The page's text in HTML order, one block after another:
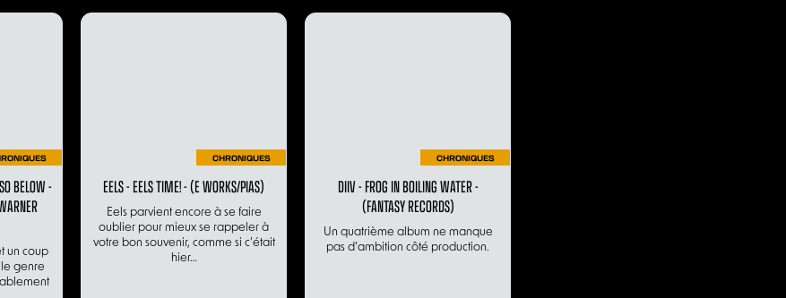
BELOW -
un coup
genre
CHRONIQUES
EELS - EELS TIME! - (E WORKS/PIAS)
Eels parvient encore à se faire
oublier pour mieux se rappeler à
votre bon souvenir, comme si c’était
hier…
CHRONIQUES
DIIV - FROG IN BOILING WATER -
(FANTASY RECORDS)
Un quatrième album ne manque
pas d’ambition côté production.